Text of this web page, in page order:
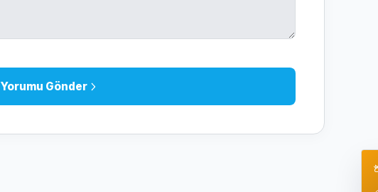
Yorumu Gönder